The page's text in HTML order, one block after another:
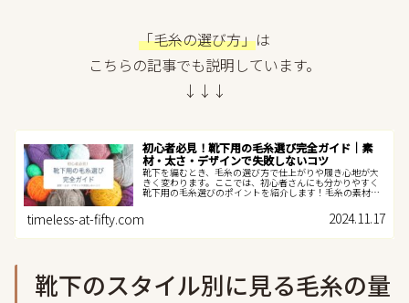
「毛糸の選び方」は
こちらの記事でも説明しています。
↓↓↓
初心者必見！靴下用の毛糸選び完全ガイド｜素
材・太さ・デザインで失敗しないコツ
靴下を編むとき、毛糸の選び方で仕上がりや履き心地が大
きく変わります。ここでは、初心者さんにも分かりやすく
靴下用の毛糸選びのポイントを紹介します！毛糸の素材を
timeless-at-fifty.com 2024.11.17
靴下のスタイル別に見る毛糸の量